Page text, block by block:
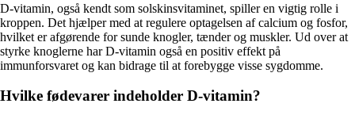
D-vitamin, også kendt som solskinsvitaminet, spiller en vigtig rolle i
kroppen. Det hjælper med at regulere optagelsen af calcium og fosfor,
hvilket er afgørende for sunde knogler, tænder og muskler. Ud over at
styrke knoglerne har D-vitamin også en positiv effekt på
immunforsvaret og kan bidrage til at forebygge visse sygdomme.
Hvilke fødevarer indeholder D-vitamin?